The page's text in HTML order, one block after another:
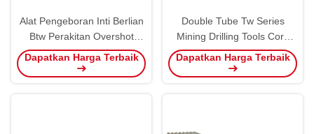
Alat Pengeboran Inti Berlian
Btw Perakitan Overshot
Standar Api
Dapatkan Harga Terbaik
Double Tube Tw Series
Mining Drilling Tools Core
Barrel Untuk Lubang Bor
Permukaan Wireline
Dapatkan Harga Terbaik